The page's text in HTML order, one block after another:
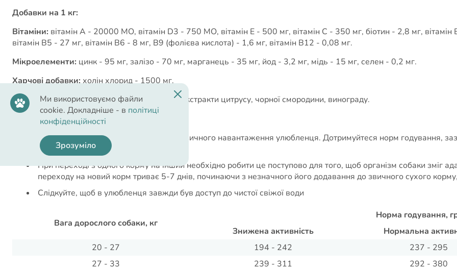
Добавки на 1 кг:
Вітаміни: вітамін A - 20000 МО, вітамін D3 - 750 МО, вітамін Е - 500 мг, вітамін C - 350 мг, біотин - 2,8 мг,
вітамін В5 - 27 мг, вітамін В6 - 8 мг, В9 (фолієва кислота) - 1,6 мг, вітамін В12 - 0,08 мг.
Мікроелементи: цинк - 95 мг, залізо - 70 мг, марганець - 35 мг, йод - 3,2 мг, мідь - 15 мг, селен - 0,2 мг.
Харчові добавки:холін хлорид - 1500 мг.
Антиоксиданти природного походження:екстракти цитрусу, чорної смородини, винограду.
Рекомендації з годування:
Давати щодня з розрахунку ваги та фізичного навантаження улюбленця. Дотримуйтеся норм годування,
індивідуальні потреби Вашого собаки
При переході з одного корму на інший необхідно робити це поступово для того, щоб організм собаки зміг
переходу на новий корм триває 5-7 днів, починаючи з незначного його додавання до звичного сухого
Слідкуйте, щоб в улюбленця завжди був доступ до чистої свіжої води
Вага дорослого собаки, кг
Норма годування,
Знижена активність
Нормальна
20 - 27
194 - 242
237 - 295
27 - 33
239 - 311
292 - 380
Ми використовуємо файли
cookie. Докладніше - в політиці
конфіденційності
Зрозуміло